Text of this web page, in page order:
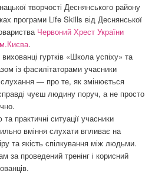
х
творчості Деснянського району
програми Life Skills від Деснянської
Червоний Хрест України
.
гуртків «Школа успіху» та
із фасилітаторами учасники
— про те, як змінюється
чуєш людину поруч, а не просто
практичні ситуації учасники
вміння слухати впливає на
та якість спілкування між людьми.
за проведений тренінг і корисний